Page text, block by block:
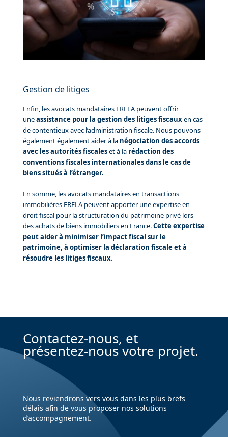
Gestion de litiges
Enfin, les avocats mandataires FRELA peuvent offrir
uneassistance pour la gestion des litiges fiscauxen cas
de contentieux avec l’administration fiscale. Nous pouvons
également également aider à la négociation des accords
avec les autorités fiscaleset à la rédaction des
conventions fiscales internationales dans le cas de
biens situés à l’étranger.
En somme, les avocats mandataires en transactions
immobilières FRELA peuvent apporter une expertise en
droit fiscal pour la structuration du patrimoine privé lors
des achats de biens immobiliers en France.Cette expertise
peut aider à minimiser l’impact fiscal sur le
patrimoine, à optimiser la déclaration fiscale et à
résoudre les litiges fiscaux.
Contactez-nous, et
présentez-nous votre projet.
Nous reviendrons vers vous dans les plus brefs
délais afin de vous proposer nos solutions
d’accompagnement.